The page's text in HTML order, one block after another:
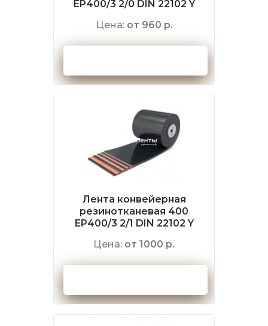
EP400/3 2/0 DIN 22102 Y
Цена: от 960 р.
Лента конвейерная
резинотканевая 400
EP400/3 2/1 DIN 22102 Y
Цена: от 1000 р.